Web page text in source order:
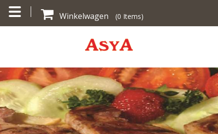
Winkelwagen (0 Items)